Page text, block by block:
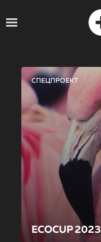
СПЕЦПРОЕКТ
ECOCUP 2023